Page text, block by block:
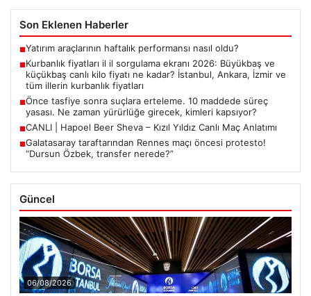
Son Eklenen Haberler
■Yatırım araçlarının haftalık performansı nasıl oldu?
■Kurbanlık fiyatları il il sorgulama ekranı 2026: Büyükbaş ve
küçükbaş canlı kilo fiyatı ne kadar? İstanbul, Ankara, İzmir ve
tüm illerin kurbanlık fiyatları
■Önce tasfiye sonra suçlara erteleme. 10 maddede süreç
yasası. Ne zaman yürürlüğe girecek, kimleri kapsıyor?
■CANLI | Hapoel Beer Sheva – Kızıl Yıldız Canlı Maç Anlatımı
■Galatasaray taraftarından Rennes maçı öncesi protesto!
“Dursun Özbek, transfer nerede?”
Güncel
06/08/2026